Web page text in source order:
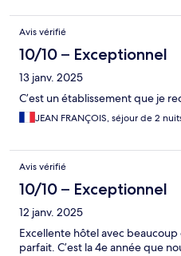
Avis vérifié
10/10 – Exceptionnel
13 janv. 2025
C’est un établissement que je
JEAN FRANÇOIS, séjour de 2
Avis vérifié
10/10 – Exceptionnel
12 janv. 2025
Excellente hôtel avec
parfait. C’est la 4e année que